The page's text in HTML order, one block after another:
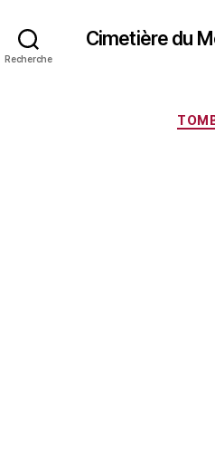
Recherche
Cimetière du